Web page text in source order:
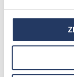
zawieszenia
może być
Do takich
zawarcia
wierzyciel